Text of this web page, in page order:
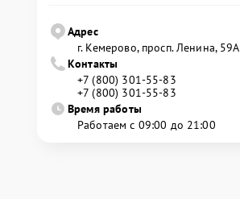
Адрес
г. Кемерово, просп. Ленина, 59А
Контакты
+7 (800) 301-55-83
+7 (800) 301-55-83
Время работы
Работаем с 09:00 до 21:00